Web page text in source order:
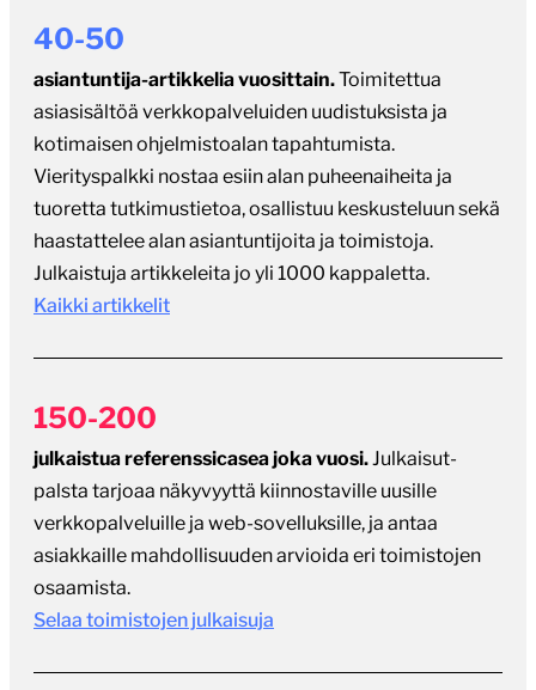
40-50
asiantuntija-artikkelia vuosittain.Toimitettua
asiasisältöä verkkopalveluiden uudistuksista ja
kotimaisen ohjelmistoalan tapahtumista.
Vierityspalkki nostaa esiin alan puheenaiheita ja
tuoretta tutkimustietoa, osallistuu keskusteluun sekä
haastattelee alan asiantuntijoita ja toimistoja.
Julkaistuja artikkeleita jo yli 1000 kappaletta.
Kaikki artikkelit
150-200
julkaistua referenssicasea joka vuosi. Julkaisut-
palsta tarjoaa näkyvyyttä kiinnostaville uusille
verkkopalveluille ja web-sovelluksille, ja antaa
asiakkaille mahdollisuuden arvioida eri toimistojen
osaamista.
Selaa toimistojen julkaisuja